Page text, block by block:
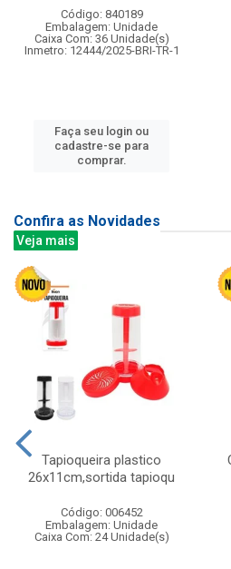
Código: 840189
Embalagem: Unidade
Caixa Com: 36 Unidade(s)
Inmetro: 12444/2025-BRI-TR-1
Faça seu login ou
cadastre-se para
comprar.
Confira as Novidades
Veja mais
Tapioqueira plastico
26x11cm,sortida tapioqu
Código: 006452
Embalagem: Unidade
Caixa Com: 24 Unidade(s)